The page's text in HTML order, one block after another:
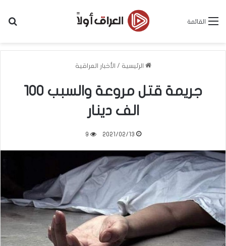
القائمة
الرئيسية / الأخبار العراقية
جريمة قتل مروعة والسبب 100
الف دينار
2021/02/13
9